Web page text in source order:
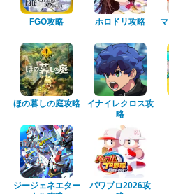
FGO攻略 ホロドリ攻略
ほの暮しの庭攻略
イナイレクロス攻
略
ジージェネエター
パワプロ2026攻